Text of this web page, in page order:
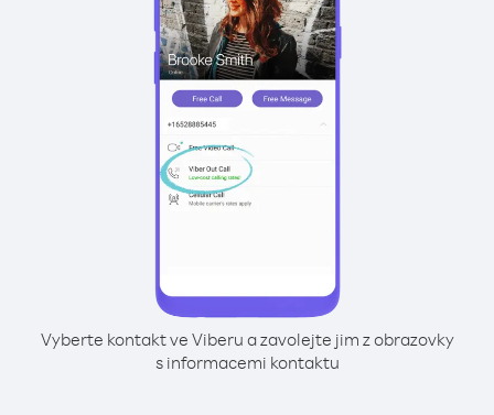
Vyberte kontakt ve Viberu a zavolejte jim z obrazovky
s informacemi kontaktu